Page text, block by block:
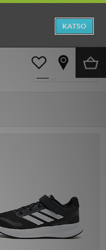
KATSO
Suodata